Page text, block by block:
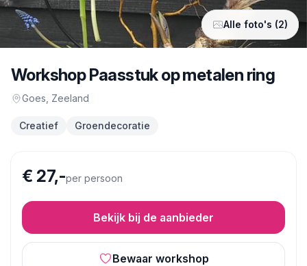
Alle foto's (2)
Workshop Paasstuk op metalen ring
Goes , Zeeland
Creatief Groendecoratie
€ 27,-per persoon
Bekijk bij de aanbieder
Bewaar workshop